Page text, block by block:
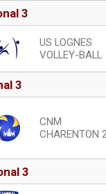
3
US LOGNES
VOLLEY-BALL
3
CNM
CHARENTON
3